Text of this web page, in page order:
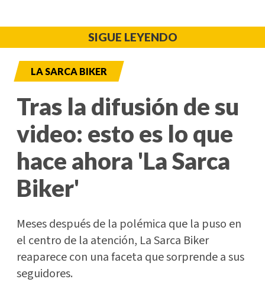
SIGUE LEYENDO
LA SARCA BIKER
Tras la difusión de su
video: esto es lo que
hace ahora 'La Sarca
Biker'
Meses después de la polémica que la puso en
el centro de la atención, La Sarca Biker
reaparece con una faceta que sorprende a sus
seguidores.